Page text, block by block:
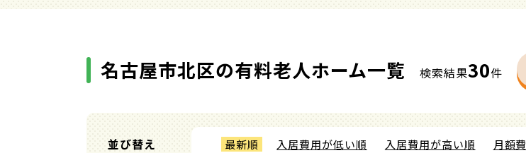
名古屋市北区の有料老人ホーム一覧 検索結果30件
並び替え 最新順 入居費用が低い順 入居費用が高い順 月額